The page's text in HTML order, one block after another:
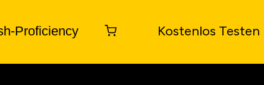
Proficiency Kostenlos Testen